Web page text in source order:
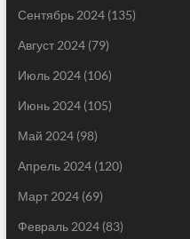
Сентябрь 2024(135)
Август 2024(79)
Июль 2024(106)
Июнь 2024(105)
Май 2024(98)
Апрель 2024(120)
Март 2024(69)
Февраль 2024(83)